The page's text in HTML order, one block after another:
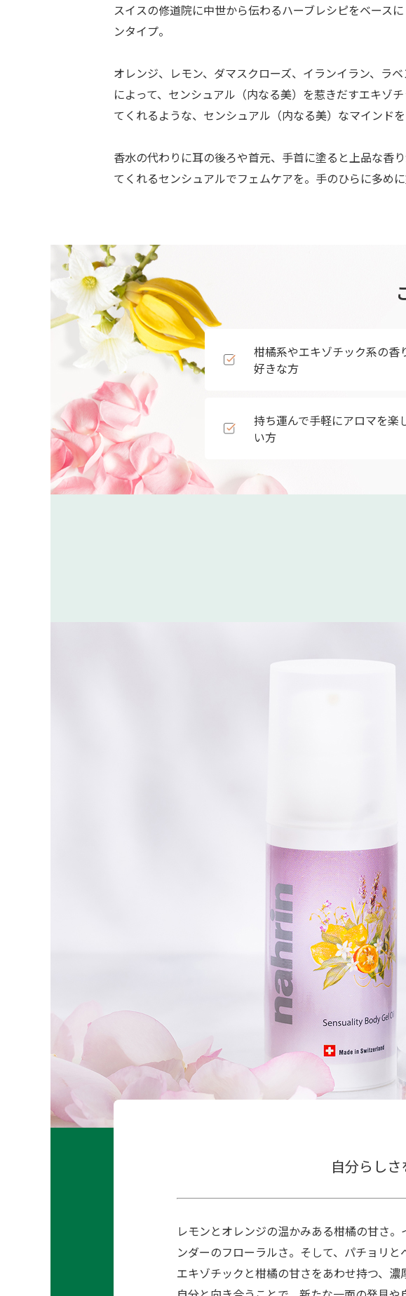
スイスの修道院に中世から伝わるハーブレシピをベース
ンタイプ。
オレンジ、レモン、ダマスクローズ、イランイラン、ラ
によって、センシュアル（内なる美）を惹きだすエキゾ
てくれるような、センシュアル（内なる美）なマインド
香水の代わりに耳の後ろや首元、手首に塗ると上品な香
てくれるセンシュアルでフェムケアを。手のひらに多め
柑橘系やエキゾチック系の香
好きな方
持ち運んで手軽にアロマを楽
い方
自分らし
レモンとオレンジの温かみある柑橘の甘さ
ンダーのフローラルさ。そして、パチョリ
エキゾチックと柑橘の甘さをあわせ持つ、